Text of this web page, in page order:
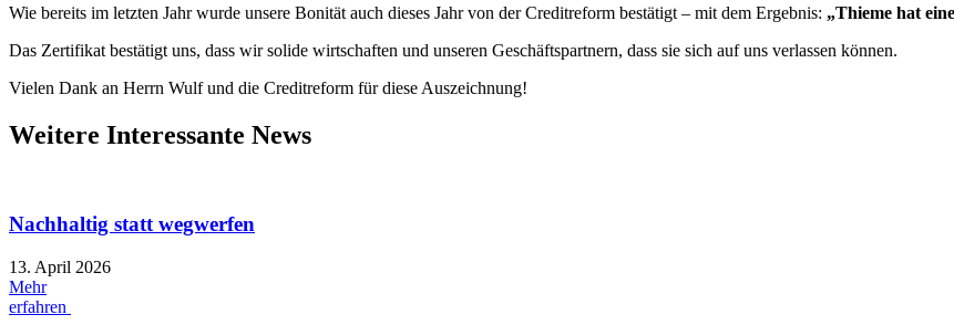
Wie bereits im letzten Jahr wurde unsere Bonität auch dieses Jahr von der Creditreform bestätigt – mit dem Ergebnis: „Thieme hat
Das Zertifikat bestätigt uns, dass wir solide wirtschaften und unseren Geschäftspartnern, dass sie sich auf uns verlassen können.
Vielen Dank an Herrn Wulf und die Creditreform für diese Auszeichnung!
Weitere Interessante News
Nachhaltig statt wegwerfen
13. April 2026
Mehr
erfahren